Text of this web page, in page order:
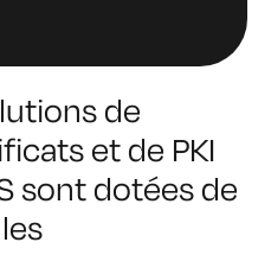
de
et de PKI
sont dotées de